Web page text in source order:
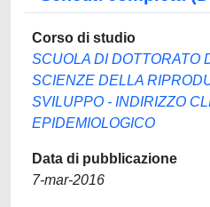
Corso di studio
SCUOLA DI DOTTORATO
SCIENZE DELLA
SVILUPPO - INDIRIZZO
EPIDEMIOLOGICO
Data di pubblicazione
7-mar-2016